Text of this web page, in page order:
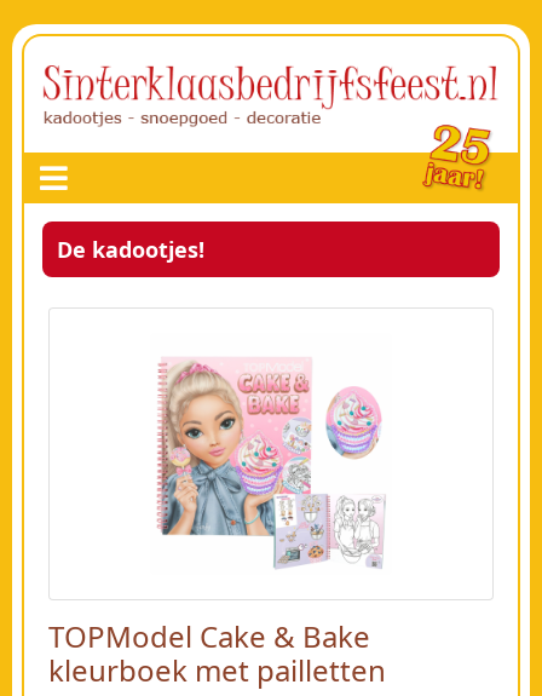
De kadootjes!
TOPModel Cake & Bake
kleurboek met pailletten